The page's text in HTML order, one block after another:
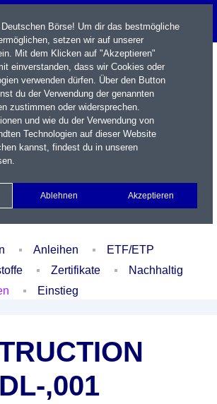
Watchlist Portfolio Login
Anleihen
ETF/ETP
Zertifikate
Nachhaltig
Einstieg
,001
Börse! Um dir das bestmögliche
setzen wir auf unserer
Mit dem Klicken auf "Akzeptieren"
einverstanden, dass wir Cookies oder
verwenden dürfen. Über den Button
du der Verwendung der genannten
zustimmen oder widersprechen.
und wie du der Verwendung von
Technologien auf dieser Website
kannst, findest du in unseren
.
Ablehnen Akzeptieren